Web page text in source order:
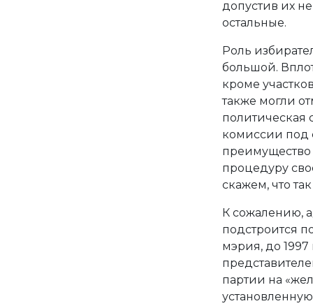
допустив их
остальные.
Роль
большой.
кроме
также могли
политическая
комиссии под
преимущество
процедуру
скажем, что
К сожалению,
подстроится
мэрия, до 1997
партии на